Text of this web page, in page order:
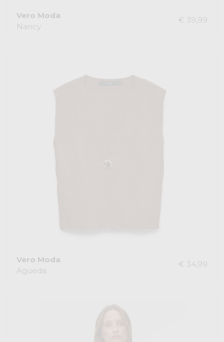
Vero Moda
Nancy
€ 39,99
Vero Moda
Agueda
€ 34,99